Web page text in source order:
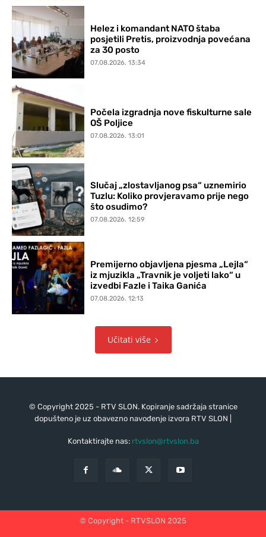
Helez i komandant NATO štaba
posjetili Pretis, proizvodnja povećana
za 30 posto
07.08.2026. 13:34
Počela izgradnja nove fiskulturne sale
OŠ Poljice
07.08.2026. 13:01
Slučaj „zlostavljanog psa“ uznemirio
Tuzlu: Koliko provjeravamo prije nego
što osudimo?
07.08.2026. 12:59
Premijerno objavljena pjesma „Lejla“
iz mjuzikla „Travnik je voljeti lako“ u
izvedbi Fazle i Taika Ganića
07.08.2026. 12:13
Učitati više
© Copyright 2025 - RTV SLON. Kopiranje sadržaja stranice
dopušteno je uz obavezno navođenje izvora RTV SLON |
Kontaktirajte nas: rtvslon@rtvslon.ba
© Copyright - RTVSLON 2025